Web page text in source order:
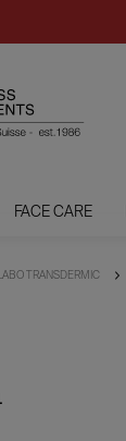
FACE CARE
LABO TRANSDERMIC